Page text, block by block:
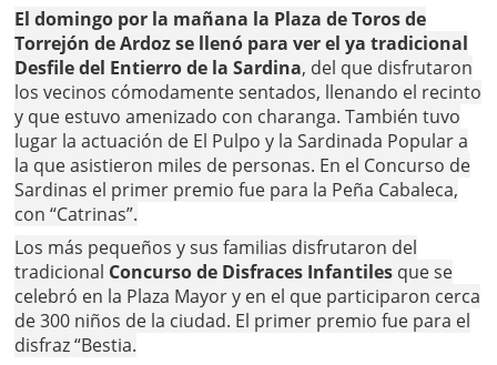
El domingo por la mañana la Plaza de Toros de
Torrejón de Ardoz se llenó para ver el ya tradicional
Desfile del Entierro de la Sardina, del que disfrutaron
los vecinos cómodamente sentados, llenando el recinto
y que estuvo amenizado con charanga. También tuvo
lugar la actuación de El Pulpo y la Sardinada Popular a
la que asistieron miles de personas. En el Concurso de
Sardinas el primer premio fue para la Peña Cabaleca,
con “Catrinas”.
Los más pequeños y sus familias disfrutaron del
tradicional Concurso de Disfraces Infantiles que se
celebró en la Plaza Mayor y en el que participaron cerca
de 300 niños de la ciudad. El primer premio fue para el
disfraz “Bestia.